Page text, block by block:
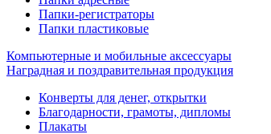
Папки-регистраторы
Папки пластиковые
Компьютерные и мобильные аксессуары
Наградная и поздравительная продукция
Конверты для денег, открытки
Благодарности, грамоты, дипломы
Плакаты